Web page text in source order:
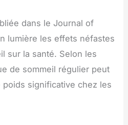
dans le Journal of
lumière les effets néfastes
sur la santé. Selon les
de sommeil régulier peut
significative chez les